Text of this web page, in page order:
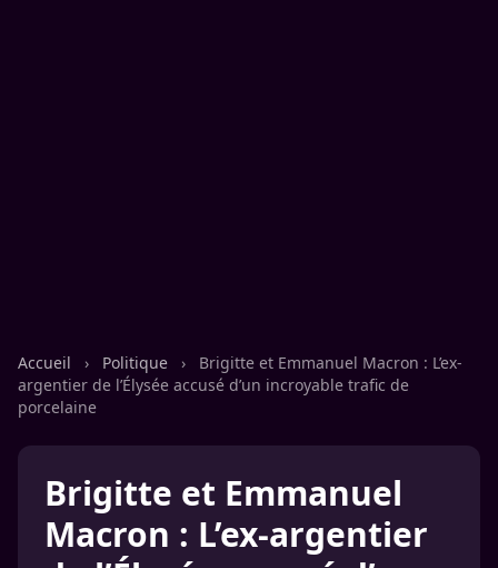
Accueil › Politique ›
Brigitte et Emmanuel Macron : L’ex-
argentier de l’Élysée accusé d’un incroyable trafic de
porcelaine
Brigitte et Emmanuel
Macron : L’ex-argentier